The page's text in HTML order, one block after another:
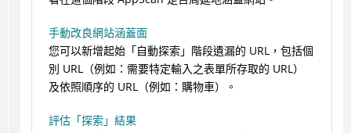
手動改良網站涵蓋面
您可以新增起始「自動探索」階段遺漏的 URL，包括個
別 URL（例如：需要特定輸入之表單所存取的 URL）
及依照順序的 URL（例如：購物車）。
評估「探索」結果